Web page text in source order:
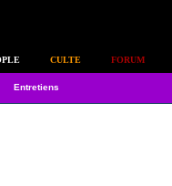
CULTE FORUM
Entretiens